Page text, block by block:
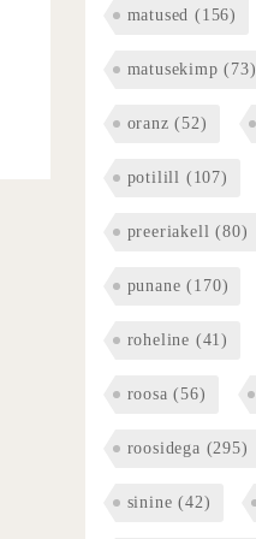
matused (156)
matusekimp (73)
oranz (52)
potilill (107)
preeriakell (80)
punane (170)
roheline (41)
roosa (56)
roosidega (295)
sinine (42)